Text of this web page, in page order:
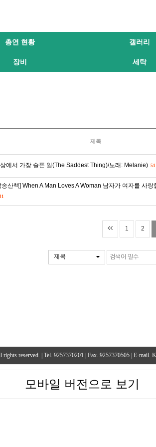
총연 현황 갤러리
장비 세탁
제목
에서 가장 슬픈 일(The Saddest Thing)/노래: Melanie) 51
송산책] When A Man Loves A Woman 남자가 여자를 사랑
1 2
제목
rights reserved. | Tel. 9257370201 | Fax. 9257370505 | E-
모바일 버전으로 보기